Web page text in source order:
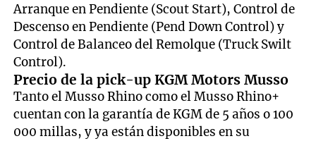
Arranque en Pendiente (Scout Start), Control de
Descenso en Pendiente (Pend Down Control) y
Control de Balanceo del Remolque (Truck Swilt
Control).
Precio de la pick-up KGM Motors Musso
Tanto el Musso Rhino como el Musso Rhino+
cuentan con la garantía de KGM de 5 años o 100
000 millas, y ya están disponibles en su